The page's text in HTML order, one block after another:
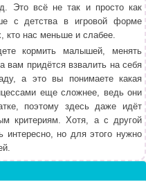
Это всё не так и просто как
с детства в игровой форме
кто нас меньше и слабее.
кормить малышей, менять
вам придётся взвалить на себя
а это вы понимаете какая
еще сложнее, ведь они
поэтому здесь даже идёт
критериям. Хотя, а с другой
интересно, но для этого нужно